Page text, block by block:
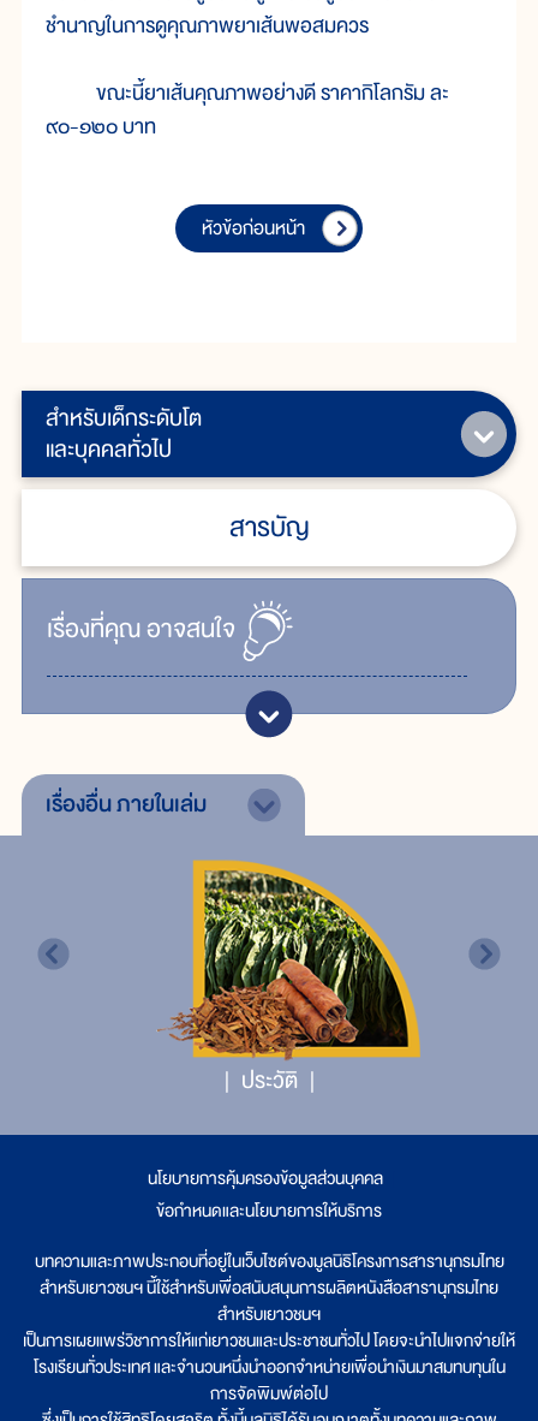
สำหรับเด็กระดับโต
และบุคคลทั่วไป
สารบัญ
เรื่ิองที่คุณอาจสนใจ
ชำนาญในการดูคุณภาพยาเส้นพอสมควร
ขณะนี้ยาเส้นคุณภาพอย่างดี ราคากิโลกรัม ละ
๙๐-๑๒๐ บาท
หัวข้อก่อนหน้า
เรื่องอื่นภายในเล่ม
ประวัติ
นโยบายการคุ้มครองข้อมูลส่วนบุคคล
ข้อกำหนดและนโยบายการให้บริการ
บทความและภาพประกอบที่อยู่ในเว็บไซต์ของมูลนิธิโครงการสารานุกรมไทย
สำหรับเยาวชนฯ นี้ใช้สำหรับเพื่อสนับสนุนการผลิตหนังสือสารานุกรมไทย
สำหรับเยาวชนฯ
เป็นการเผยแพร่วิชาการให้แก่เยาวชนและประชาชนทั่วไป โดยจะนำไปแจกจ่ายให้
โรงเรียนทั่วประเทศ และจำนวนหนึ่งนำออกจำหน่ายเพื่อนำเงินมาสมทบทุนใน
การจัดพิมพ์ต่อไป